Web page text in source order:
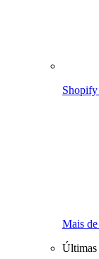
Mais
Últimas